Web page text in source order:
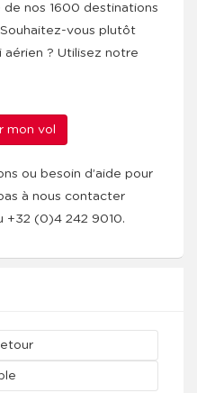
de nos 1600 destinations
Souhaitez-vous plutôt
? Utilisez notre
mon vol
ou besoin d’aide pour
à nous contacter
+32 (0)4 242 9010.